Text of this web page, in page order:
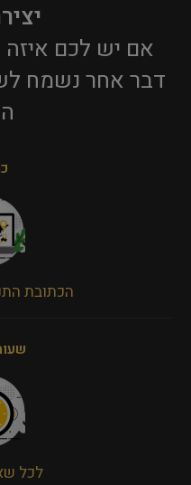
אם יש לכם
דבר אחר נשמח
הכתובת התנופה 4
לכל